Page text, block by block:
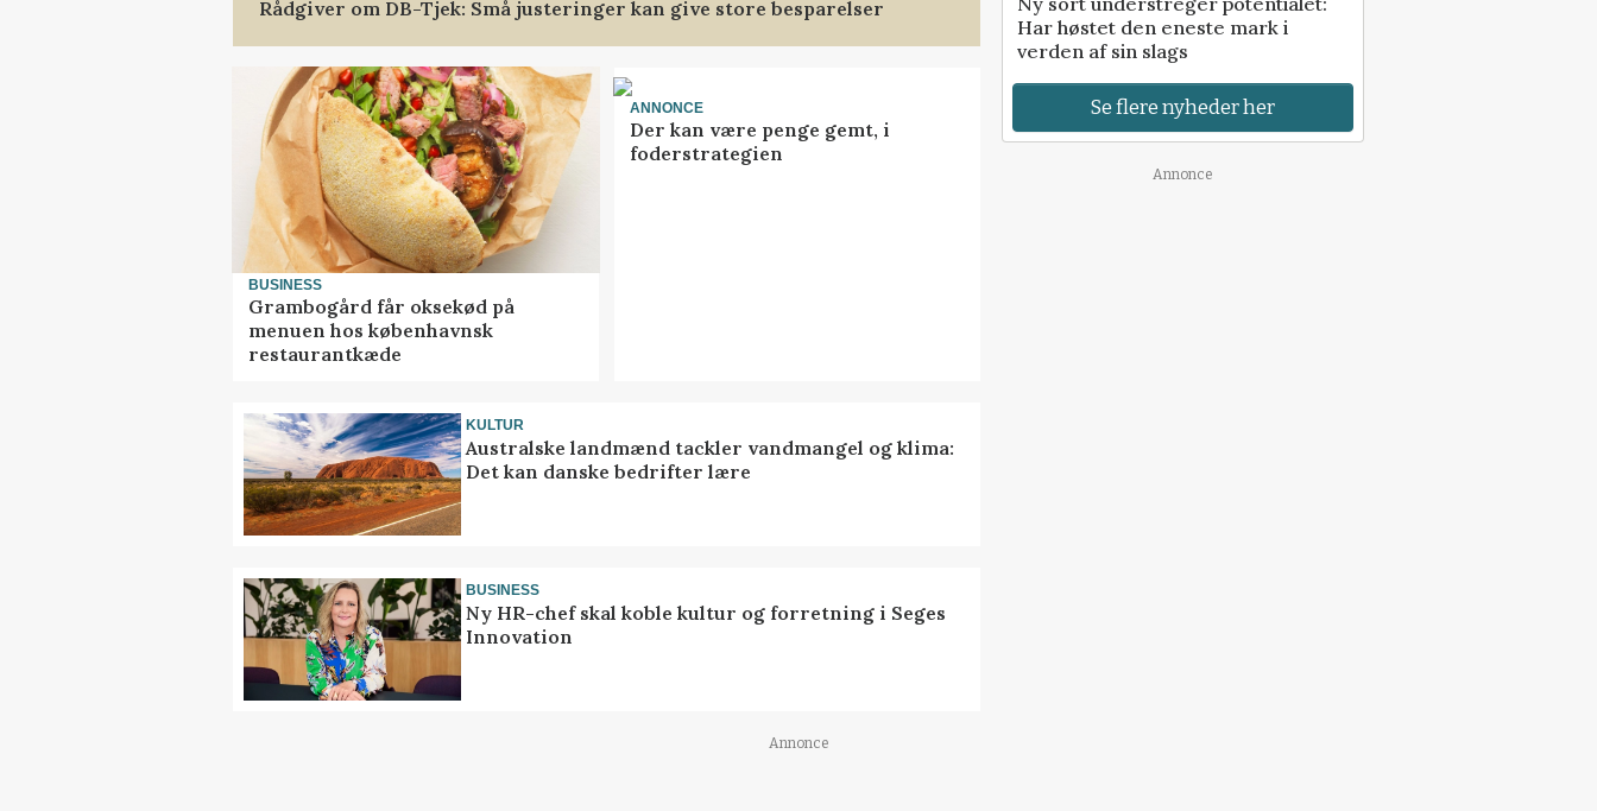
Rådgiver om DB-Tjek: Små justeringer kan give store besparelser
BUSINESS
Grambogård får oksekød på
menuen hos københavnsk
restaurantkæde
ANNONCE
Der kan være penge gemt, i
foderstrategien
KULTUR
Australske landmænd tackler vandmangel og klima:
Det kan danske bedrifter lære
BUSINESS
Ny HR-chef skal koble kultur og forretning i Seges
Innovation
Har høstet den eneste mark i
verden af sin slags
Se flere nyheder her
Annonce
Annonce